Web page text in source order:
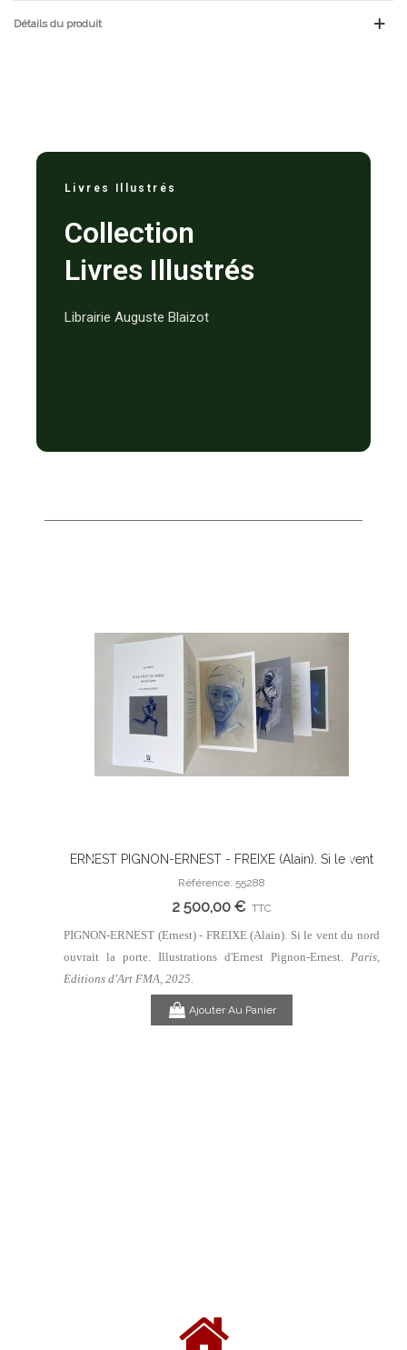
Détails du produit
Livres Illustrés
Collection
Livres Illustrés
Librairie Auguste Blaizot
Ajouter Au Panier
ERNEST PIGNON-ERNEST - FREIXE (Alain). Si le vent
du nord ouvrait la porte. Illustrations d'Ernest Pignon-
Ernest.
Référence: 55288
2 500,00 € TTC
PIGNON-ERNEST (Ernest) - FREIXE (Alain). Si le vent du nord
ouvrait la porte. Illustrations d'Ernest Pignon-Ernest. Paris,
Editions d'Art FMA, 2025.
Ajouter Au Panier